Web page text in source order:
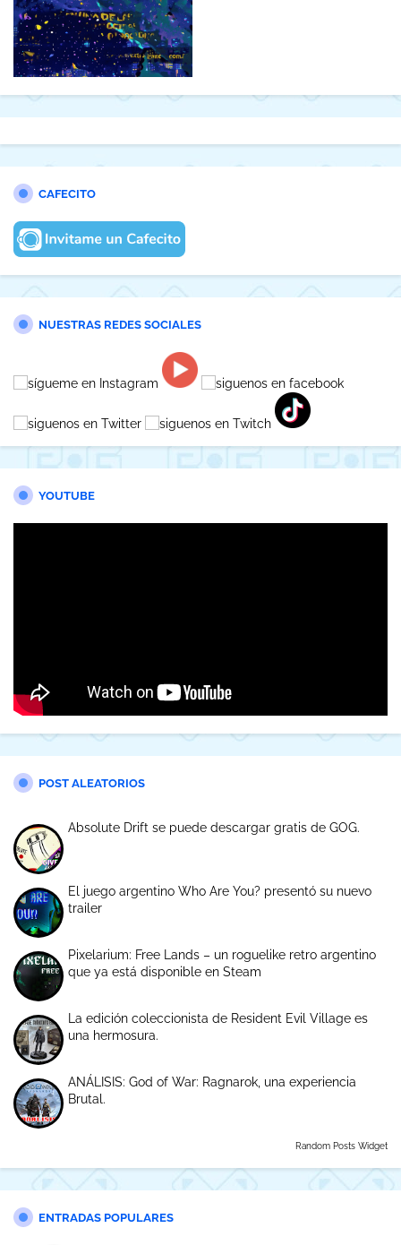
CAFECITO
NUESTRAS REDES SOCIALES
YOUTUBE
POST ALEATORIOS
Absolute Drift se puede descargar gratis de GOG.
El juego argentino Who Are You? presentó su nuevo
trailer
Pixelarium: Free Lands – un roguelike retro argentino
que ya está disponible en Steam
La edición coleccionista de Resident Evil Village es
una hermosura.
ANÁLISIS: God of War: Ragnarok, una experiencia
Brutal.
Random Posts Widget
ENTRADAS POPULARES